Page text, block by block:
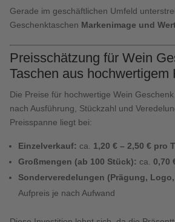
Gerade im geschäftlichen Umfeld
Geschenktaschen Markenimage und
Preisschätzung für Wein
Taschen aus hochwertigem
Die Preise für hochwertige Wein
nach Ausführung, Stückzahl und
Preisspanne liegt bei:
Einzelverkauf: ca. 1,20 € – 2,50 € pro
Großmengen (ab 100 Stück): ca. 0,70
Sonderveredelungen (Prägung,
Aufpreis je nach Aufwand